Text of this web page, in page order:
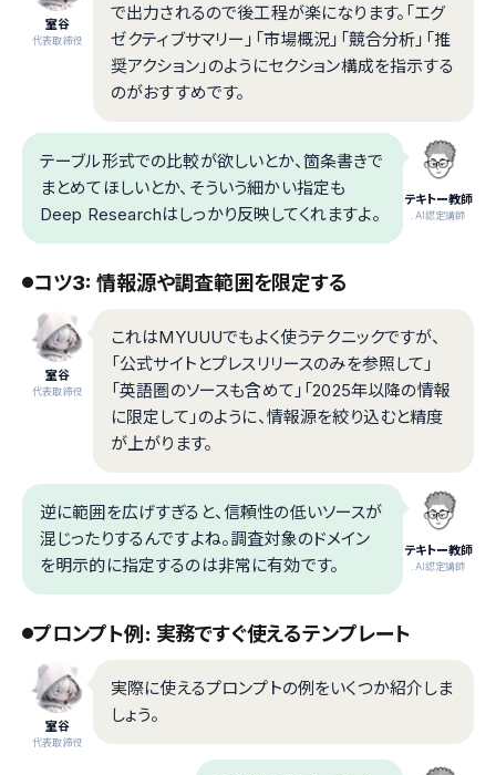
室谷
代表取締役
で出力されるので後工程が楽になります。「エグ
ゼクティブサマリー」「市場概況」「競合分析」「推
奨アクション」のようにセクション構成を指示する
のがおすすめです。
テキトー教師
.AI認定講師
テーブル形式での比較が欲しいとか、箇条書きで
まとめてほしいとか、そういう細かい指定も
Deep Researchはしっかり反映してくれますよ。
コツ3: 情報源や調査範囲を限定する
室谷
代表取締役
これはMYUUUでもよく使うテクニックですが、
「公式サイトとプレスリリースのみを参照して」
「英語圏のソースも含めて」「2025年以降の情報
に限定して」のように、情報源を絞り込むと精度
が上がります。
テキトー教師
.AI認定講師
逆に範囲を広げすぎると、信頼性の低いソースが
混じったりするんですよね。調査対象のドメイン
を明示的に指定するのは非常に有効です。
プロンプト例: 実務ですぐ使えるテンプレート
室谷
代表取締役
実際に使えるプロンプトの例をいくつか紹介しま
しょう。